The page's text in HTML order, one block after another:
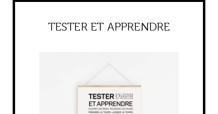
TESTER ET APPRENDRE